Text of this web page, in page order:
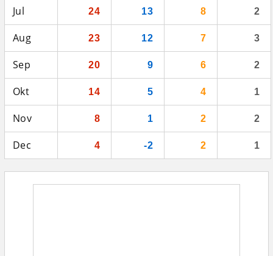
Jul 24 13 8 2
Aug 23 12 7 3
Sep 20 9 6 2
Okt 14 5 4 1
Nov 8 1 2 2
Dec 4 -2 2 1